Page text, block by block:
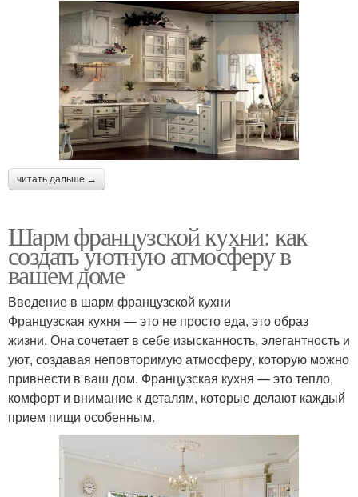
читать дальше →
Шарм французской кухни: как
создать уютную атмосферу в
вашем доме
Введение в шарм французской кухни
Французская кухня — это не просто еда, это образ
жизни. Она сочетает в себе изысканность, элегантность и
уют, создавая неповторимую атмосферу, которую можно
привнести в ваш дом. Французская кухня — это тепло,
комфорт и внимание к деталям, которые делают каждый
прием пищи особенным.